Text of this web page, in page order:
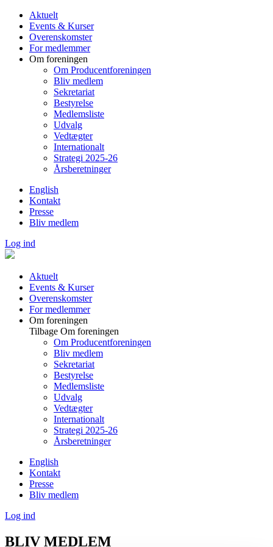
hovedindhold
Aktuelt
Events & Kurser
Overenskomster
For medlemmer
Om foreningen
Om Producentforeningen
Bliv medlem
Sekretariat
Bestyrelse
Medlemsliste
Udvalg
Vedtægter
Internationalt
Strategi 2025-26
Årsberetninger
English
Kontakt
Presse
Bliv medlem
Log ind
Aktuelt
Events & Kurser
Overenskomster
For medlemmer
Om foreningen
Tilbage Om foreningen
Om Producentforeningen
Bliv medlem
Sekretariat
Bestyrelse
Medlemsliste
Udvalg
Vedtægter
Internationalt
Strategi 2025-26
Årsberetninger
English
Kontakt
Presse
Bliv medlem
Log ind
BLIV MEDLEM